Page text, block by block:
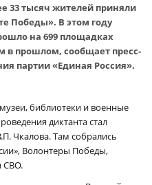
33 тысяч жителей приняли
Победы». В этом году
на 699 площадках
в прошлом, сообщает пресс-
партии «Единая Россия».
библиотеки и военные
диктанта стал
Чкалова. Там собрались
Волонтеры Победы,
СВО.